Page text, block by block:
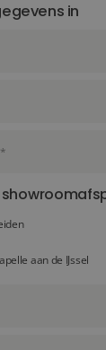
in
aan de IJssel